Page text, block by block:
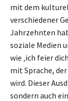
mit dem
verschiedener
Jahrzehnten
soziale Medien
wie ‚ich feier
mit Sprache,
wird. Dieser
sondern auch